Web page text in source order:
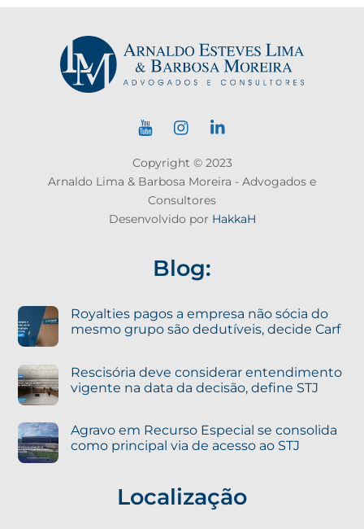
Copyright © 2023
Arnaldo Lima & Barbosa Moreira - Advogados e
Consultores
Desenvolvido por HakkaH
Blog:
Royalties pagos a empresa não sócia do
mesmo grupo são dedutíveis, decide Carf
Rescisória deve considerar entendimento
vigente na data da decisão, define STJ
Agravo em Recurso Especial se consolida
como principal via de acesso ao STJ
Localização